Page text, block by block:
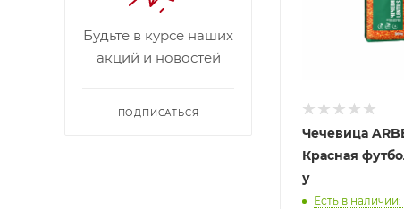
Чечевица
Красная
у
Есть в наличии:
Будьте в курсе наших
акций и новостей
ПОДПИСАТЬСЯ